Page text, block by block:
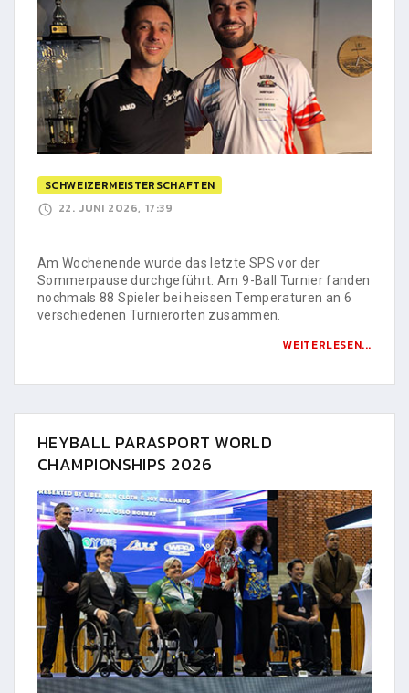
SCHWEIZERMEISTERSCHAFTEN
22. JUNI 2026, 17:39
Am Wochenende wurde das letzte SPS vor der
Sommerpause durchgeführt. Am 9-Ball Turnier fanden
nochmals 88 Spieler bei heissen Temperaturen an 6
verschiedenen Turnierorten zusammen.
WEITERLESEN...
HEYBALL PARASPORT WORLD
CHAMPIONSHIPS 2026